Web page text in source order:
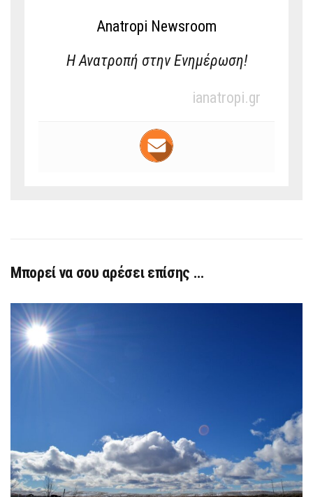
Anatropi Newsroom
Η Ανατροπή στην Ενημέρωση!
ianatropi.gr
Μπορεί να σου αρέσει επίσης …